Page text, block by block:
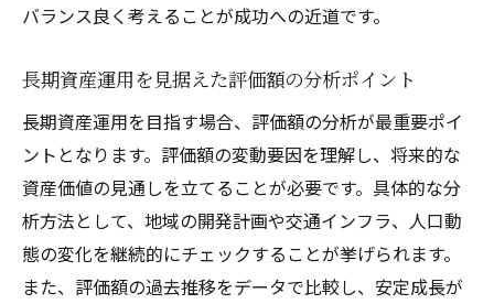
バランス良く考えることが成功への近道です。
長期資産運用を見据えた評価額の分析ポイント
長期資産運用を目指す場合、評価額の分析が最重要ポイ
ントとなります。評価額の変動要因を理解し、将来的な
資産価値の見通しを立てることが必要です。具体的な分
析方法として、地域の開発計画や交通インフラ、人口動
態の変化を継続的にチェックすることが挙げられます。
また、評価額の過去推移をデータで比較し、安定成長が